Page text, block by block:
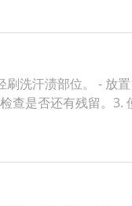
洗汗渍部位。 - 放置
查是否还有残留。3.